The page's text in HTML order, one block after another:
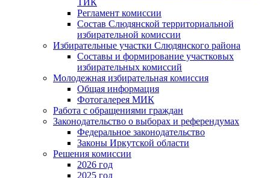
ТИК
Регламент комиссии
Состав Слюдянской территориальной
избирательной комиссии
Избирательные участки Слюдянского района
Составы и формирование участковых
избирательных комиссий
Молодежная избирательная комиссия
Общая информация
Фотогалерея МИК
Работа с обращениями граждан
Законодательство о выборах и референдумах
Федеральное законодательство
Законы Иркутской области
Решения комиссии
2026 год
2025 год